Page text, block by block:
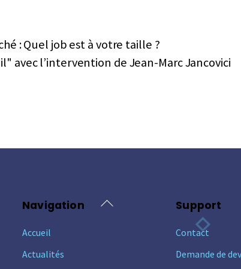
: Quel job est à votre taille ?
avec l’intervention de Jean-Marc Jancovici
Back
Navigation
Accueil
Actualités
Support
Contact
Demande de